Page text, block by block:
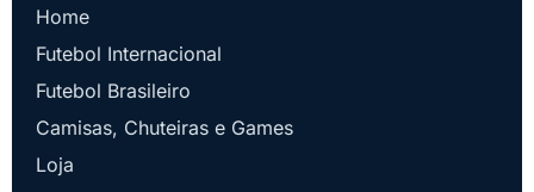
Home
Futebol Internacional
Futebol Brasileiro
Camisas, Chuteiras e Games
Loja